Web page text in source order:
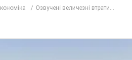
Озвучені величезні втрати...